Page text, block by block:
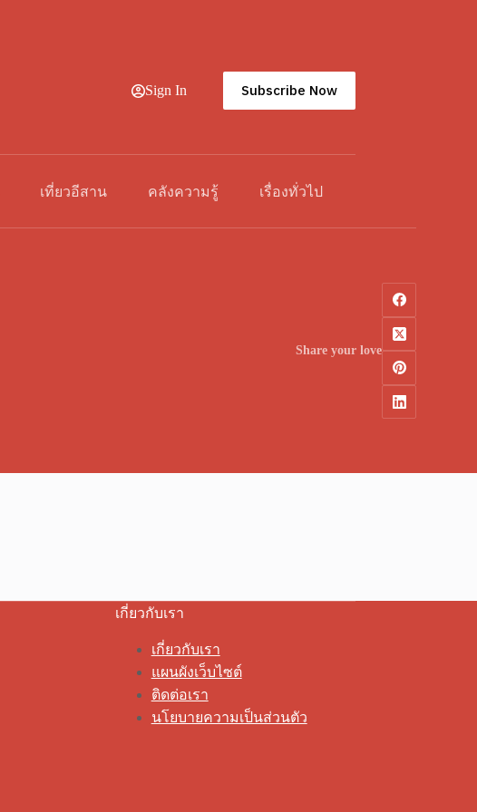
Sign In Subscribe Now
เที่ยวอีสาน คลังความรู้ เรื่องทั่วไป
Share your love
เกี่ยวกับเรา
เกี่ยวกับเรา
แผนผังเว็บไซต์
ติดต่อเรา
นโยบายความเป็นส่วนตัว